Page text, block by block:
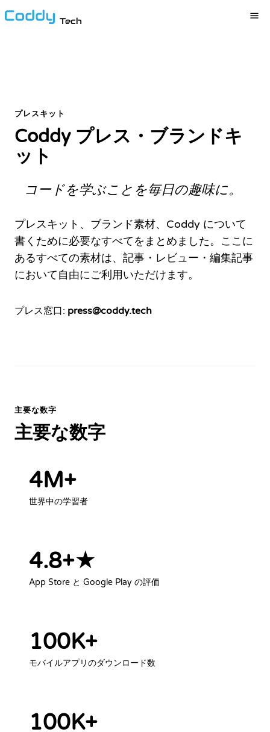
Tech
プレスキット
Coddy プレス・ブランドキ
ット
コードを学ぶことを毎日の趣味に。
プレスキット、ブランド素材、Coddy について
書くために必要なすべてをまとめました。ここに
あるすべての素材は、記事・レビュー・編集記事
において自由にご利用いただけます。
プレス窓口: press@coddy.tech
主要な数字
主要な数字
4M+
世界中の学習者
4.8+★
App Store と Google Play の評価
100K+
モバイルアプリのダウンロード数
100K+